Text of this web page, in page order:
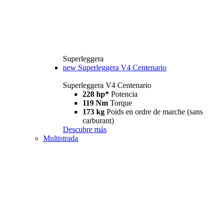
Superleggera
new Superleggera V4 Centenario
Superleggera V4 Centenario
228 hp* Potencia
119 Nm Torque
173 kg Poids en ordre de marche (sans
carburant)
Descubre más
Multistrada